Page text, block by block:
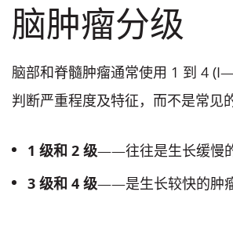
脑肿瘤分级
脑部和脊髓肿瘤通常使用 1 到 4
判断严重程度及特征，而不是常见
1 级和 2 级——往往是生长缓慢
3 级和 4 级——是生长较快的肿